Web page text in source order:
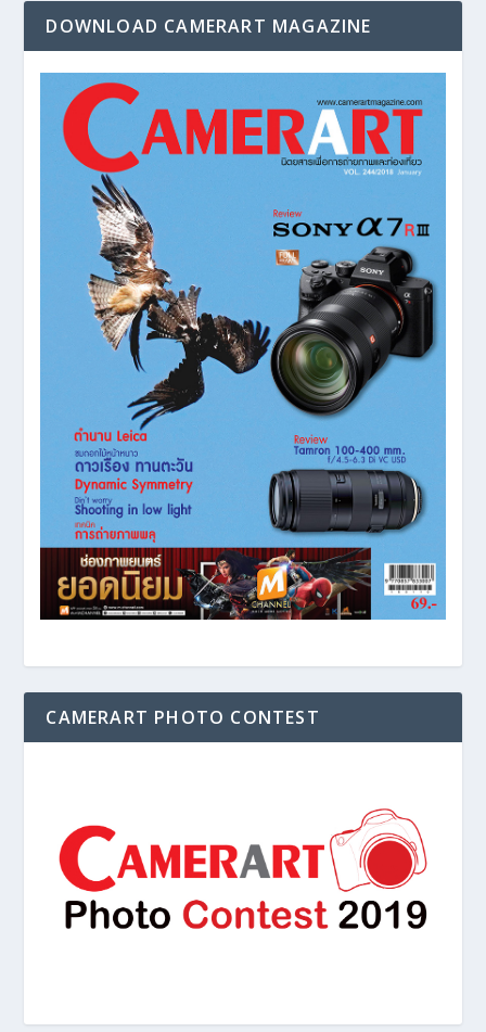
DOWNLOAD CAMERART MAGAZINE
CAMERART PHOTO CONTEST